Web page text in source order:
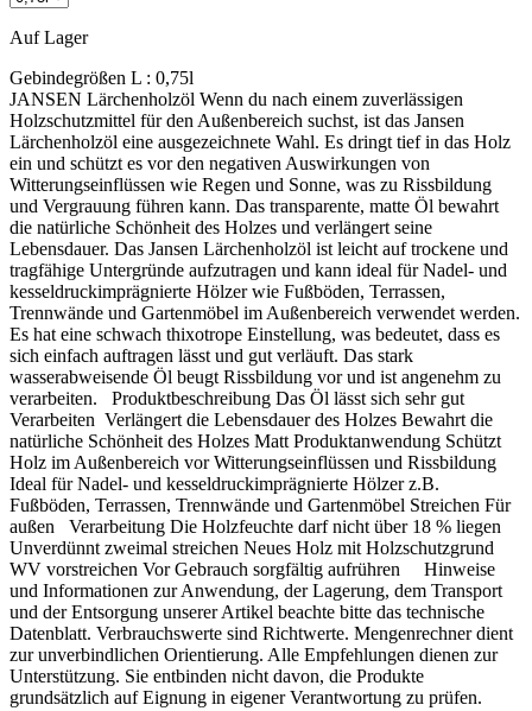
Auf Lager
Gebindegrößen L : 0,75l
JANSEN Lärchenholzöl Wenn du nach einem zuverlässigen
Holzschutzmittel für den Außenbereich suchst, ist das Jansen
Lärchenholzöl eine ausgezeichnete Wahl. Es dringt tief in das Holz
ein und schützt es vor den negativen Auswirkungen von
Witterungseinflüssen wie Regen und Sonne, was zu Rissbildung
und Vergrauung führen kann. Das transparente, matte Öl bewahrt
die natürliche Schönheit des Holzes und verlängert seine
Lebensdauer. Das Jansen Lärchenholzöl ist leicht auf trockene und
tragfähige Untergründe aufzutragen und kann ideal für Nadel- und
kesseldruckimprägnierte Hölzer wie Fußböden, Terrassen,
Trennwände und Gartenmöbel im Außenbereich verwendet werden.
Es hat eine schwach thixotrope Einstellung, was bedeutet, dass es
sich einfach auftragen lässt und gut verläuft. Das stark
wasserabweisende Öl beugt Rissbildung vor und ist angenehm zu
verarbeiten. Produktbeschreibung Das Öl lässt sich sehr gut
Verarbeiten Verlängert die Lebensdauer des Holzes Bewahrt die
natürliche Schönheit des Holzes Matt Produktanwendung Schützt
Holz im Außenbereich vor Witterungseinflüssen und Rissbildung
Ideal für Nadel- und kesseldruckimprägnierte Hölzer z.B.
Fußböden, Terrassen, Trennwände und Gartenmöbel Streichen Für
außen Verarbeitung Die Holzfeuchte darf nicht über 18 % liegen
Unverdünnt zweimal streichen Neues Holz mit Holzschutzgrund
WV vorstreichen Vor Gebrauch sorgfältig aufrühren Hinweise
und Informationen zur Anwendung, der Lagerung, dem Transport
und der Entsorgung unserer Artikel beachte bitte das technische
Datenblatt. Verbrauchswerte sind Richtwerte. Mengenrechner dient
zur unverbindlichen Orientierung. Alle Empfehlungen dienen zur
Unterstützung. Sie entbinden nicht davon, die Produkte
grundsätzlich auf Eignung in eigener Verantwortung zu prüfen.